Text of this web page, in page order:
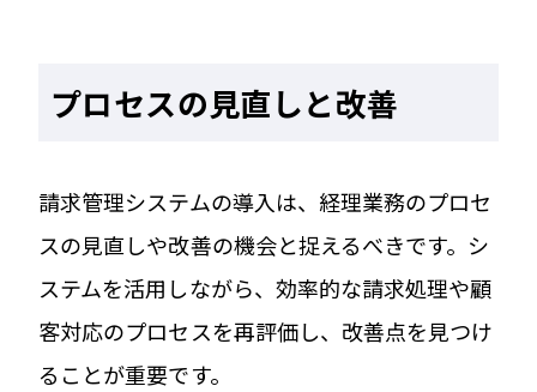
プロセスの見直しと改善
請求管理システムの導入は、経理業務のプロセ
スの見直しや改善の機会と捉えるべきです。シ
ステムを活用しながら、効率的な請求処理や顧
客対応のプロセスを再評価し、改善点を見つけ
ることが重要です。